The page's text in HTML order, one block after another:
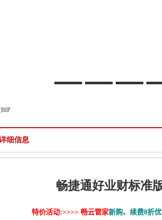
细信息
畅捷通好业财标准
特价活动:>>>> 畅云管家新购、续费8折